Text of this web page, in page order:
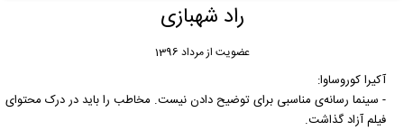
راد شهبازی
عضویت از مرداد 1396
آکیرا کوروساوا:
- سینما رسانه‌ی مناسبی برای توضیح دادن نیست. مخاطب را باید در درک محتوای
فیلم آزاد گذاشت.